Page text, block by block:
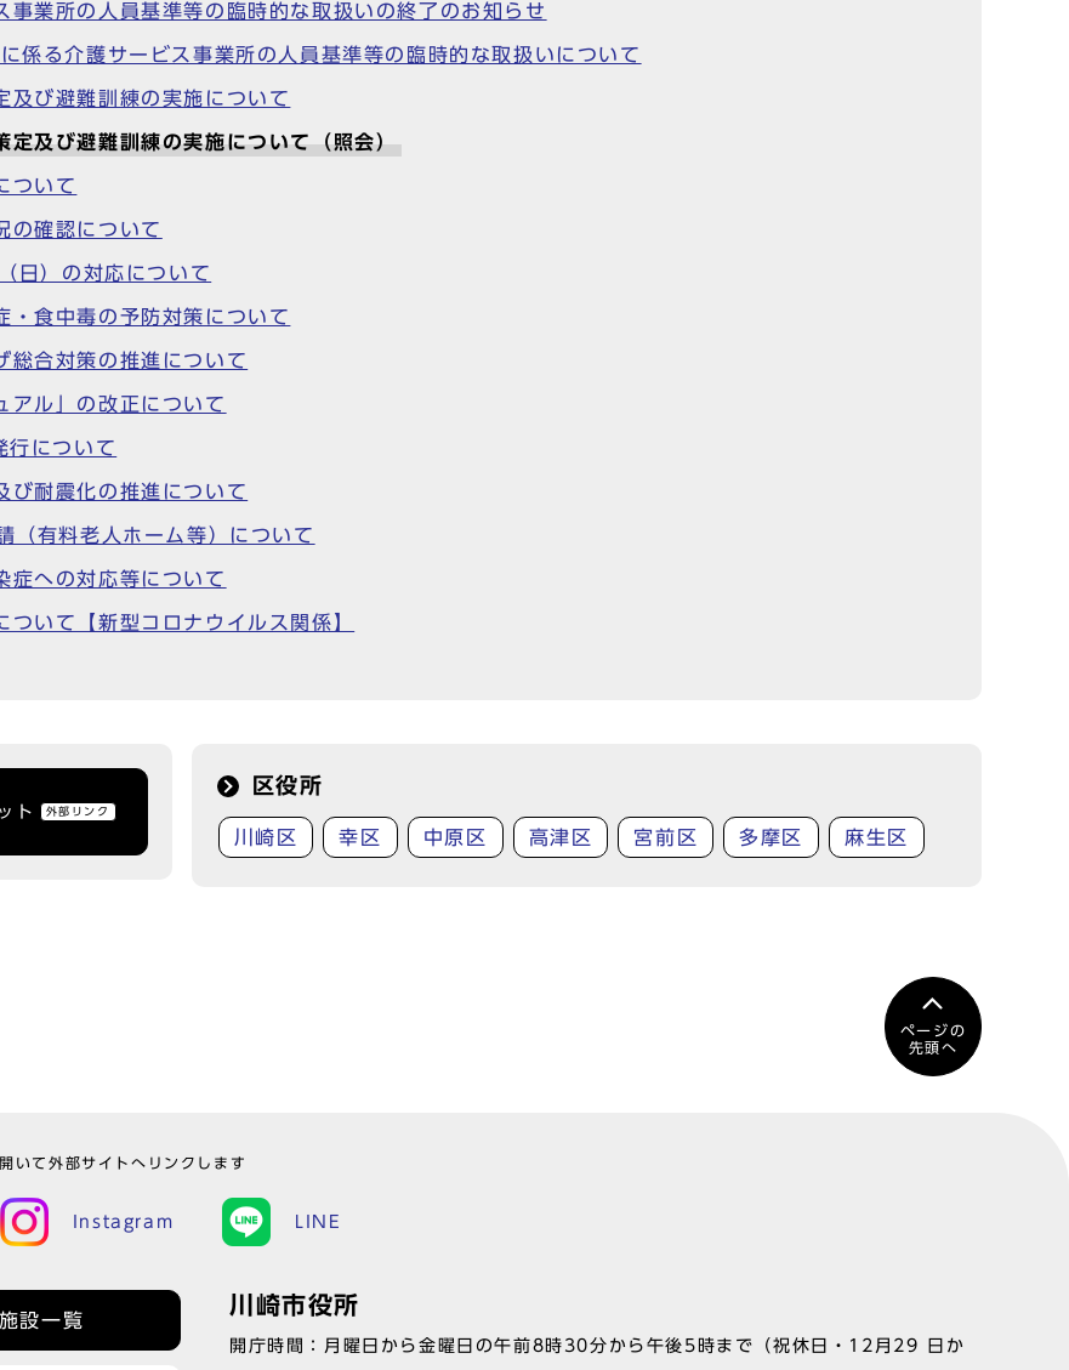
業所の人員基準等の臨時的な取扱いの終了のお知らせ
係る介護サービス事業所の人員基準等の臨時的な取扱いについて
及び避難訓練の実施について
定及び避難訓練の実施について（照会）
ついて
の確認について
日）の対応について
・食中毒の予防対策について
総合対策の推進について
アル」の改正について
行について
び耐震化の推進について
（有料老人ホーム等）について
症への対応等について
いて【新型コロナウイルス関係】
ト 外部リンク
区役所
川崎区 幸区 中原区 高津区 宮前区 多摩区 麻生区
ページの
先頭へ
いて外部サイトへリンクします
Instagram LINE
設一覧
川崎市役所
開庁時間：月曜日から金曜日の午前8時30分から午後5時まで（祝休日・12月29 日か